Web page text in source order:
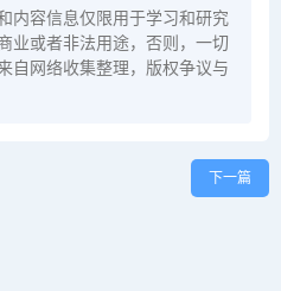
内容信息仅限用于学习和研究
业或者非法用途，否则，一切
自网络收集整理，版权争议与
下一篇